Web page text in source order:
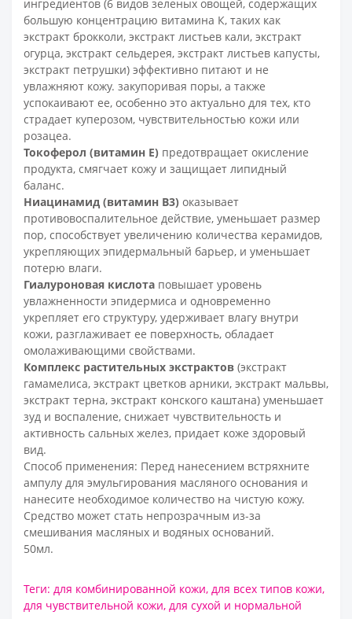
ингредиентов (6 видов зеленых овощей, содержащих
большую концентрацию витамина К, таких как
экстракт брокколи, экстракт листьев кали, экстракт
огурца, экстракт сельдерея, экстракт листьев капусты,
экстракт петрушки) эффективно питают и не
увлажняют кожу. закупоривая поры, а также
успокаивают ее, особенно это актуально для тех, кто
страдает куперозом, чувствительностью кожи или
розацеа.
Токоферол (витамин Е) предотвращает окисление
продукта, смягчает кожу и защищает липидный
баланс.
Ниацинамид (витамин В3) оказывает
противовоспалительное действие, уменьшает размер
пор, способствует увеличению количества керамидов,
укрепляющих эпидермальный барьер, и уменьшает
потерю влаги.
Гиалуроновая кислота повышает уровень
увлажненности эпидермиса и одновременно
укрепляет его структуру, удерживает влагу внутри
кожи, разглаживает ее поверхность, обладает
омолаживающими свойствами.
Комплекс растительных экстрактов (экстракт
гамамелиса, экстракт цветков арники, экстракт мальвы,
экстракт терна, экстракт конского каштана) уменьшает
зуд и воспаление, снижает чувствительность и
активность сальных желез, придает коже здоровый
вид.
Способ применения: Перед нанесением встряхните
ампулу для эмульгирования масляного основания и
нанесите необходимое количество на чистую кожу.
Средство может стать непрозрачным из-за
смешивания масляных и водяных оснований.
50мл.
Теги: для комбинированной кожи, для всех типов кожи,
для чувствительной кожи, для сухой и нормальной